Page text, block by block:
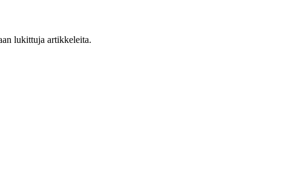
lukittuja artikkeleita.